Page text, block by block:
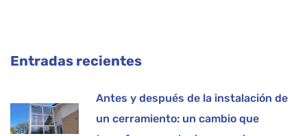
Entradas recientes
Antes y después de la instalación de
un cerramiento: un cambio que